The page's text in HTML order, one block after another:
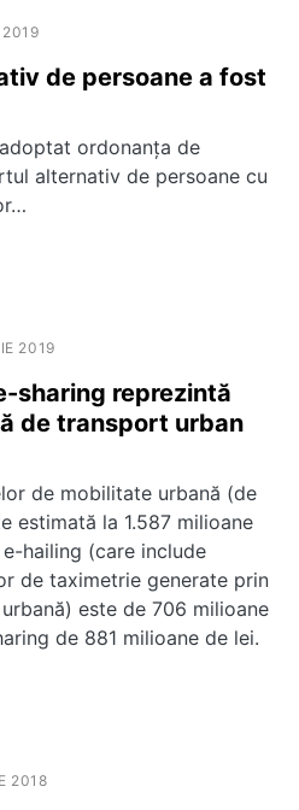
2019
de persoane a fost
ordonanța de
alternativ de persoane cu
2019
sharing reprezintă
de transport urban
de mobilitate urbană (de
estimată la 1.587 milioane
hailing (care include
de taximetrie generate prin
este de 706 milioane
de 881 milioane de lei.
2018